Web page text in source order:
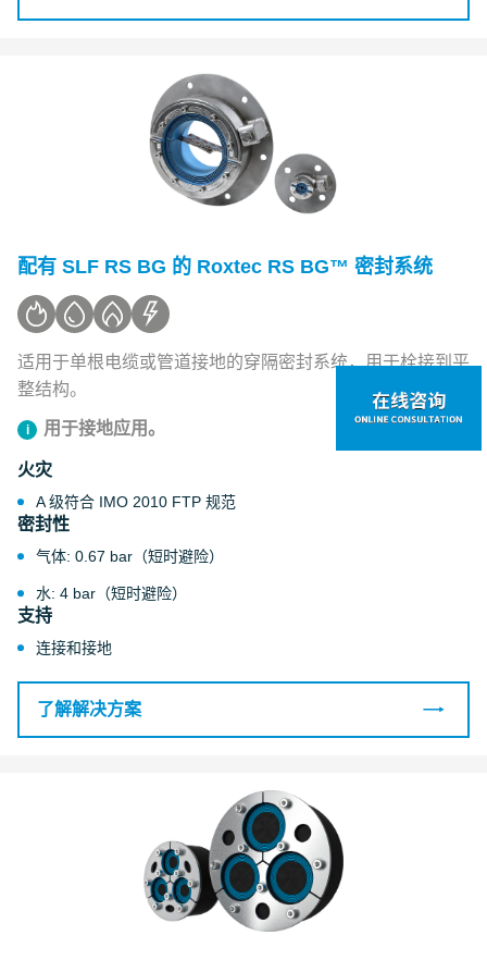
配有 SLF RS BG 的 Roxtec RS BG™ 密封系统
适用于单根电缆或管道接地的穿隔密封系统，用于栓接到平
整结构。
用于接地应用。
火灾
A 级符合 IMO 2010 FTP 规范
密封性
气体: 0.67 bar（短时避险）
水: 4 bar（短时避险）
支持
连接和接地
了解解决方案